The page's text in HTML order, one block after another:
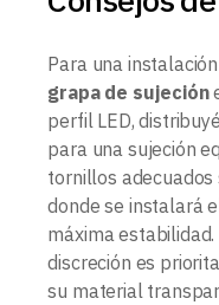
Para una
grapa de sujeción
perfil LED,
para una sujeción
tornillos
donde se instalará
máxima
discreción es
su material